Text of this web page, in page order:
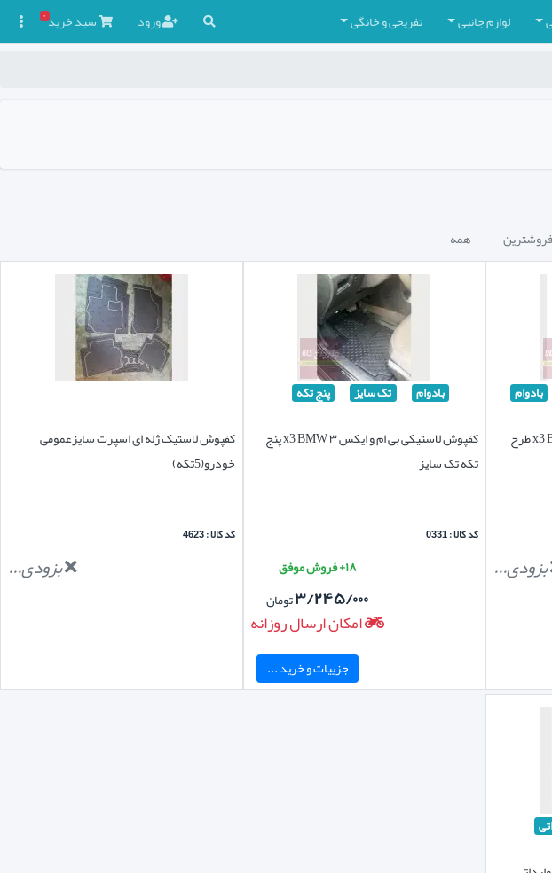
لوازم جانبی تفریحی و خانگی ورود سبدخرید۰
همه
بادوام
کفپوش 5 بعدی بی ام و ایکس ۳ x3 BMW طرح
بزودی...
بادوام تک سایز پنج تکه
کفپوش لاستیکی بی ام و ایکس ۳ x3 BMW پنج
تکه تک سایز
کد کالا : 0331
۱۸+ فروش موفق
۳/۲۴۵/۰۰۰تومان
امکان ارسال روزانه
جزییات و خرید ...
کفپوش لاستیک ژله ای اسپرت سایزعمومی
خودرو(5تکه)
کد کالا : 4623
بزودی...